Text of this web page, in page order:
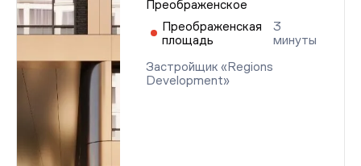
Преображенское
Преображенская
площадь
3
минуты
Застройщик «Regions
Development»